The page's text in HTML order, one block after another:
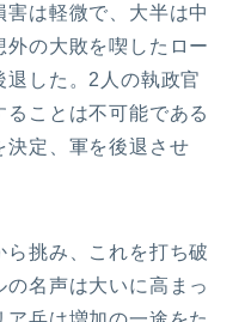
は軽微で、大半は中
の大敗を喫したロー
退した。2人の執政官
ことは不可能である
決定、軍を後退させ
ら挑み、これを打ち破
名声は大いに高まっ